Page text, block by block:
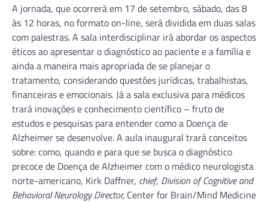
A jornada, que ocorrerá em 17 de setembro, sábado, das 8
às 12 horas, no formato on-line, será dividida em duas salas
com palestras. A sala interdisciplinar irá abordar os aspectos
éticos ao apresentar o diagnóstico ao paciente e a família e
ainda a maneira mais apropriada de se planejar o
tratamento, considerando questões jurídicas, trabalhistas,
financeiras e emocionais. Já a sala exclusiva para médicos
trará inovações e conhecimento científico – fruto de
estudos e pesquisas para entender como a Doença de
Alzheimer se desenvolve. A aula inaugural trará conceitos
sobre: como, quando e para que se busca o diagnóstico
precoce de Doença de Alzheimer com o médico neurologista
norte-americano, Kirk Daffner, chief, Division of Cognitive and
Behavioral Neurology Director, Center for Brain/Mind Medicine